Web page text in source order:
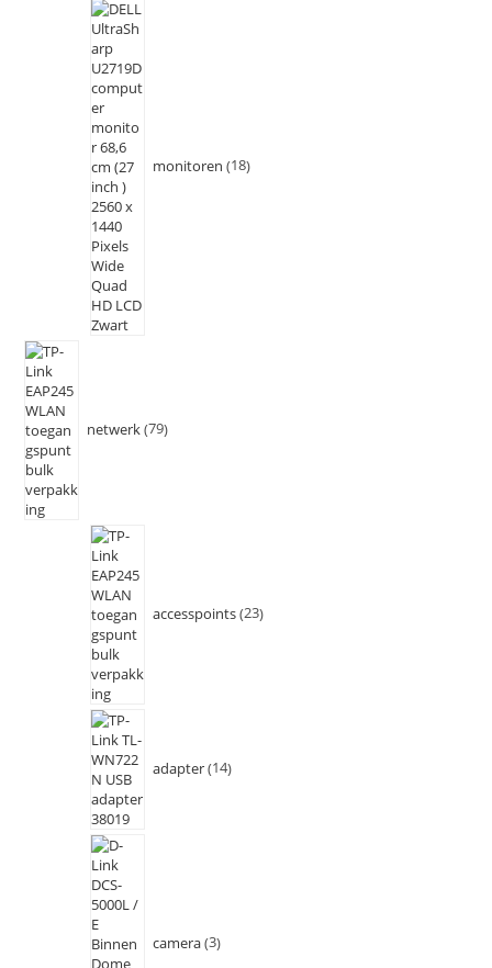
monitoren 18
netwerk 79
accesspoints 23
adapter 14
camera 3